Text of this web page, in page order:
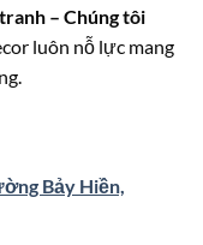
– Chúng tôi
luôn nỗ lực mang
Bảy Hiền,